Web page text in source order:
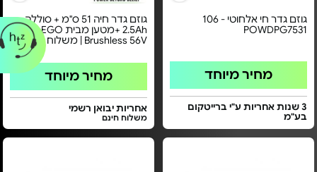
גוזם גדר חי אלחוטי - 106
POWDPG7531
מחיר מיוחד
3 שנות אחריות ע"י ברייטקום
בע"מ
גוזם גדר חיה 51 ס"מ + סוללה
2.5Ah +מטען מבית EGO - דגם
Brushless 56V | משלוח חינם
מחיר מיוחד
אחריות יבואן רשמי
משלוח חינם